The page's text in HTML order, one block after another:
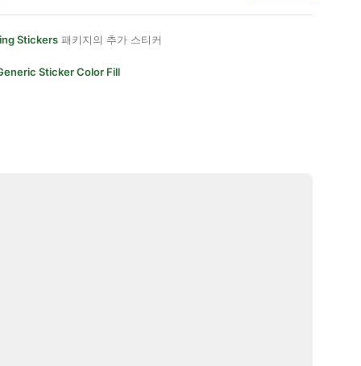
Stickers 패키지의 추가 스티커
Sticker Color Fill